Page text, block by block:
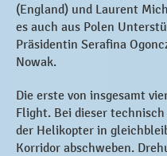
(England) und Laurent
es auch aus Polen
Präsidentin Serafina
Nowak.
Die erste von insgesamt
Flight. Bei dieser
der Helikopter in
Korridor abschweben.